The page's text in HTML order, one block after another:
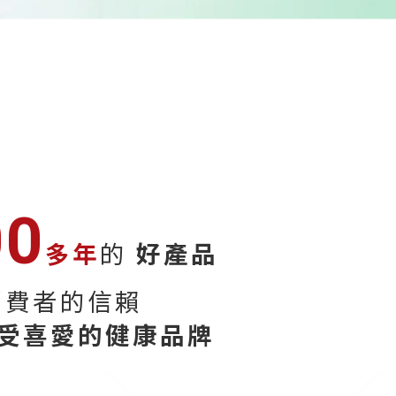
多年的 好產品
者的信賴
喜愛的健康品牌